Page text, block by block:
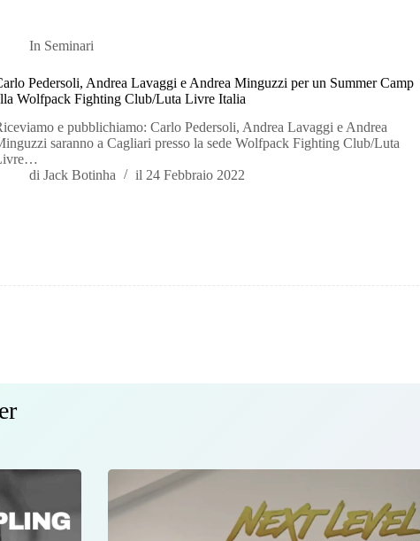
In Seminari
Pedersoli, Andrea Lavaggi e Andrea Minguzzi per un Summer Camp
Wolfpack Fighting Club/Luta Livre Italia
e pubblichiamo: Carlo Pedersoli, Andrea Lavaggi e Andrea
saranno a Cagliari presso la sede Wolfpack Fighting Club/Luta
di Jack Botinha il 24 Febbraio 2022